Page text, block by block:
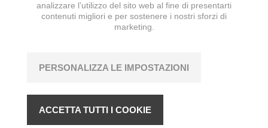
analizzare l’utilizzo del sito web al fine di presentarti
contenuti migliori e per sostenere i nostri sforzi di
marketing.
PERSONALIZZA LE IMPOSTAZIONI
ACCETTA TUTTI I COOKIE